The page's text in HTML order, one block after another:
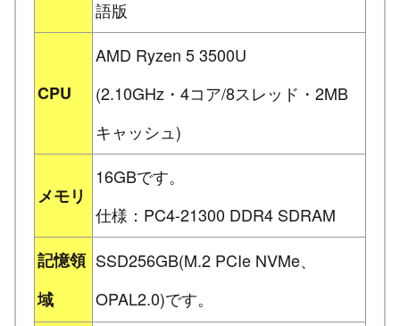
語版
CPU
AMD Ryzen 5 3500U
(2.10GHz・4コア/8スレッド・2MB
キャッシュ)
メモリ
16GBです。
仕様：PC4-21300 DDR4 SDRAM
記憶領
域
SSD256GB(M.2 PCIe NVMe、
OPAL2.0)です。